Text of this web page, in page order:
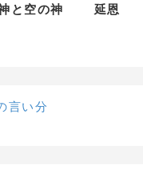
神と空の神 延恩
言い分